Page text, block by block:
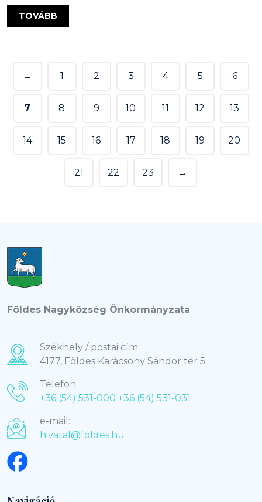
TOVÁBB
← 1 2 3 4 5 6
7 8 9 10 11 12 13
14 15 16 17 18 19 20
21 22 23 →
Földes Nagyközség Önkormányzata
Székhely / postai cím:
4177, Földes Karácsony Sándor tér 5.
Telefon:
+36 (54) 531-000 +36 (54) 531-031
e-mail:
hivatal@foldes.hu